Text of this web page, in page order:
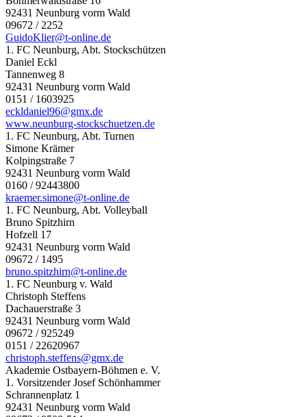
92431 Neunburg vorm Wald
09672 / 2252
GuidoKlier@t-online.de
1. FC Neunburg, Abt. Stockschützen
Daniel Eckl
Tannenweg 8
92431 Neunburg vorm Wald
0151 / 1603925
eckldaniel96@gmx.de
www.neunburg-stockschuetzen.de
1. FC Neunburg, Abt. Turnen
Simone Krämer
Kolpingstraße 7
92431 Neunburg vorm Wald
0160 / 92443800
kraemer.simone@t-online.de
1. FC Neunburg, Abt. Volleyball
Bruno Spitzhirn
Hofzell 17
92431 Neunburg vorm Wald
09672 / 1495
bruno.spitzhirn@t-online.de
1. FC Neunburg v. Wald
Christoph Steffens
Dachauerstraße 3
92431 Neunburg vorm Wald
09672 / 925249
0151 / 22620967
christoph.steffens@gmx.de
Akademie Ostbayern-Böhmen e. V.
1. Vorsitzender Josef Schönhammer
Schrannenplatz 1
92431 Neunburg vorm Wald